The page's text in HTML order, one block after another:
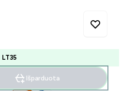
LT35
Išparduota